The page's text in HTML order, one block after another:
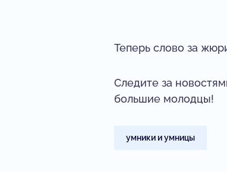
Теперь слово за
Следите за
большие молодцы!
умники и умницы